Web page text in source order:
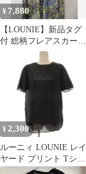
¥ 7,880
【LOUNIE】新品タグ
付 総柄フレアスカート
¥ 2,300
ルーニィ LOUNIE レイ
ヤード プリント Tシャ
ツ ブラウス 半袖 ブラ